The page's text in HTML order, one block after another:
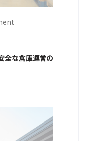
全な倉庫運営の